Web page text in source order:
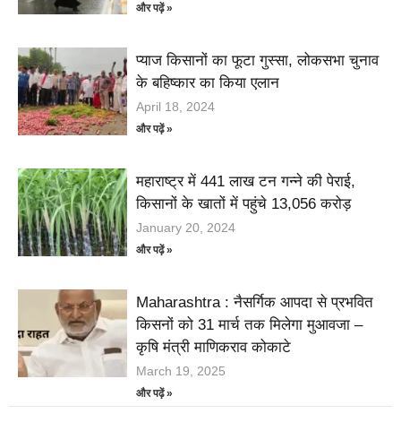
और पढ़ें »
प्याज किसानों का फूटा गुस्सा, लोकसभा चुनाव
के बहिष्कार का किया एलान
April 18, 2024
और पढ़ें »
महाराष्ट्र में 441 लाख टन गन्ने की पेराई,
किसानों के खातों में पहुंचे 13,056 करोड़
January 20, 2024
और पढ़ें »
Maharashtra : नैसर्गिक आपदा से प्रभवित
किसनों को 31 मार्च तक मिलेगा मुआवजा –
कृषि मंत्री माणिकराव कोकाटे
March 19, 2025
और पढ़ें »